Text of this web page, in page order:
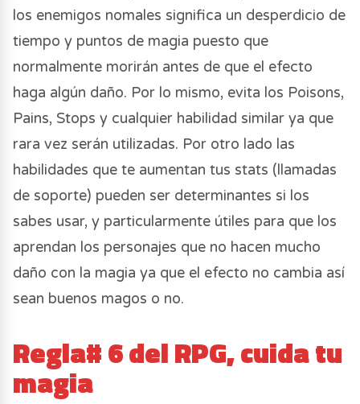
los enemigos nomales significa un desperdicio de
tiempo y puntos de magia puesto que
normalmente morirán antes de que el efecto
haga algún daño. Por lo mismo, evita los Poisons,
Pains, Stops y cualquier habilidad similar ya que
rara vez serán utilizadas. Por otro lado las
habilidades que te aumentan tus stats (llamadas
de soporte) pueden ser determinantes si los
sabes usar, y particularmente útiles para que los
aprendan los personajes que no hacen mucho
daño con la magia ya que el efecto no cambia así
sean buenos magos o no.
Regla# 6 del RPG, cuida tu
magia